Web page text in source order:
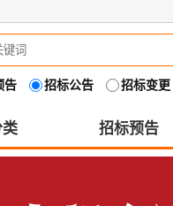
告 招标公告 招标变更
招标预告